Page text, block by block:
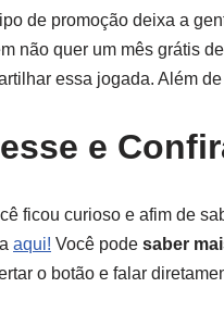
de promoção deixa a
não quer um mês grátis
essa jogada. Além
e
ficou curioso e afim de
aqui! Você pode saber
o botão e falar